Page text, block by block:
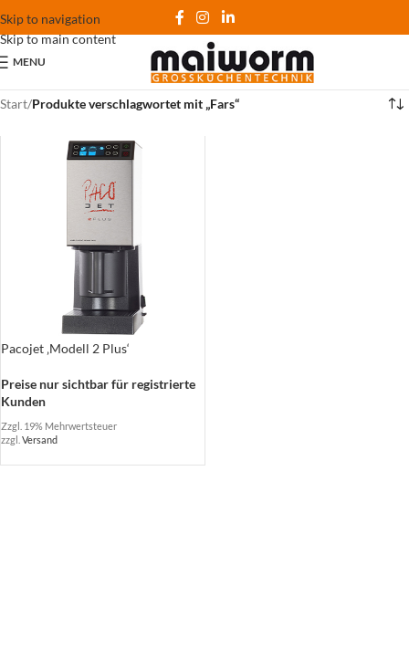
Skip to navigation
Skip to main content
MENU
Start/Produkte verschlagwortet mit „Fars“
Pacojet ‚Modell 2 Plus‘
Preise nur sichtbar für registrierte
Kunden
Zzgl. 19% Mehrwertsteuer
zzgl. Versand